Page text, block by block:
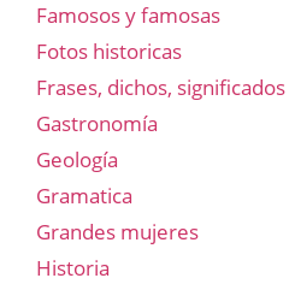
Famosos y famosas
Fotos historicas
Frases, dichos, significados
Gastronomía
Geología
Gramatica
Grandes mujeres
Historia